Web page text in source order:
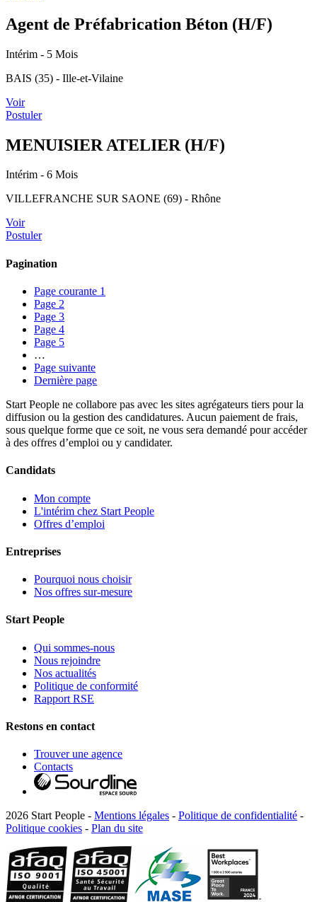
Agent de Préfabrication Béton (H/F)
Intérim - 5 Mois
BAIS (35) - Ille-et-Vilaine
Voir
Postuler
MENUISIER ATELIER (H/F)
Intérim - 6 Mois
VILLEFRANCHE SUR SAONE (69) - Rhône
Voir
Postuler
Pagination
Page courante 1
Page 2
Page 3
Page 4
Page 5
…
Page suivante
Dernière page
Start People ne collabore pas avec les sites agrégateurs tiers pour la
diffusion ou la gestion des candidatures. Aucun paiement de frais,
sous quelque forme que ce soit, ne vous sera demandé pour accéder
à des offres d’emploi ou y candidater.
Candidats
Mon compte
L'intérim chez Start People
Offres d’emploi
Entreprises
Pourquoi nous choisir
Nos offres sur-mesure
Start People
Qui sommes-nous
Nous rejoindre
Nos actualités
Politique de conformité
Rapport RSE
Restons en contact
Trouver une agence
Contacts
2026 Start People - Mentions légales - Politique de confidentialité -
Politique cookies - Plan du site